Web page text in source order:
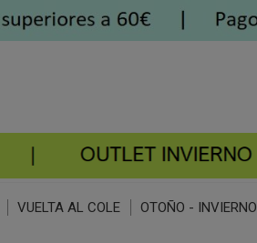
VUELTA AL COLE OTOÑO - INVIERNO